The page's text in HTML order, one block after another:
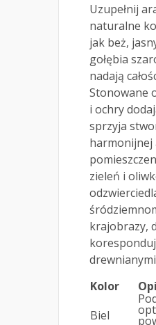
Uzupełnij
naturalne
jak beż,
gołębia
nadają
Stonowane
i ochry
sprzyja
harmonijnej
zieleń i
krajobrazy,
Kolor
Biel